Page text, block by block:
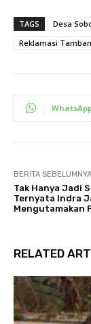
TAGS Desa
Reklamasi
BERITA SEBELUMNYA
Tak Hanya Jadi
Ternyata Indra
Mengutamakan
RELATED